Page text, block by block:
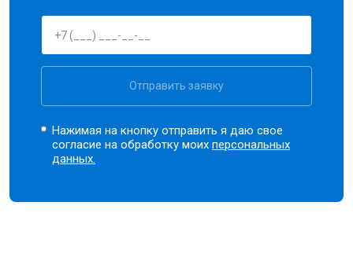
Отправить заявку
Нажимая на кнопку отправить я даю свое
согласие на обработку моихперсональных
данных.